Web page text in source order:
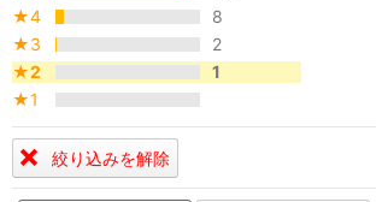
★4
8
★3
2
★2
1
★1
絞り込みを解除